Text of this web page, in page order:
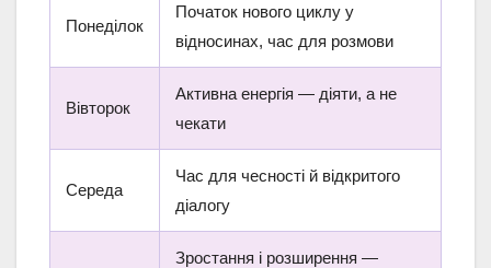
Понеділок
Початок нового циклу у
відносинах, час для розмови
Вівторок
Активна енергія — діяти, а не
чекати
Середа
Час для чесності й відкритого
діалогу
Зростання і розширення —